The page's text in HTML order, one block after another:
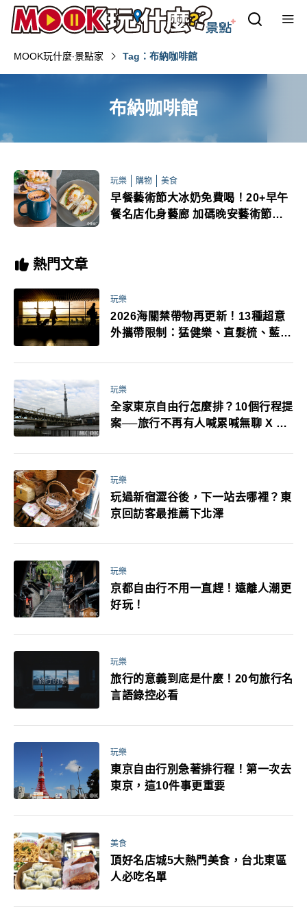
MOOK玩什麼‧景點家 Tag：布納咖啡館
布納咖啡館
玩樂 購物 美食
早餐藝術節大冰奶免費喝！20+早午
餐名店化身藝廊 加碼晚安藝術節跑
熱門文章
玩樂
2026海關禁帶物再更新！13種超意
外攜帶限制：猛健樂、直髮梳、藍牙
萬！注意事項一次看！
玩樂
全家東京自由行怎麼排？10個行程提
案──旅行不再有人喊累喊無聊 X 爸
玩樂
玩過新宿澀谷後，下一站去哪裡？東
京回訪客最推薦下北澤
玩樂
京都自由行不用一直趕！遠離人潮更
好玩！
玩樂
旅行的意義到底是什麼！20句旅行名
言語錄控必看
玩樂
東京自由行別急著排行程！第一次去
東京，這10件事更重要
美食
頂好名店城5大熱門美食，台北東區
人必吃名單